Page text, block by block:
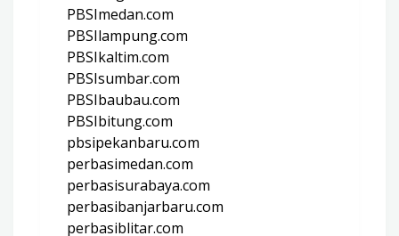
PBSImedan.com
PBSIlampung.com
PBSIkaltim.com
PBSIsumbar.com
PBSIbaubau.com
PBSIbitung.com
pbsipekanbaru.com
perbasimedan.com
perbasisurabaya.com
perbasibanjarbaru.com
perbasiblitar.com